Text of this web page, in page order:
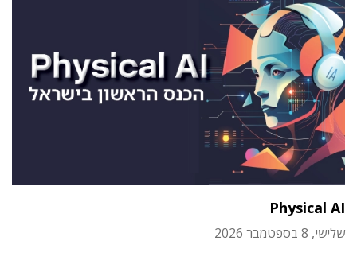
Physical AI
שלישי, 8 בספטמבר 2026